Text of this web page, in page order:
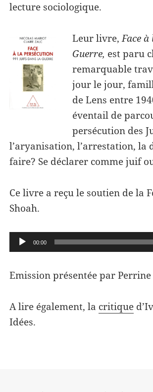
lecture sociologique.
Leur livre,Face
Guerre, est paru
remarquable
jour le jour,
de Lens entre
éventail de
persécution des
l’aryanisation, l’arrestation,
faire? Se déclarer comme juif
Ce livre a reçu le soutien de la
Shoah.
Lecteur
audio
00:00
Emission présentée par
A lire également, la critique
Idées.